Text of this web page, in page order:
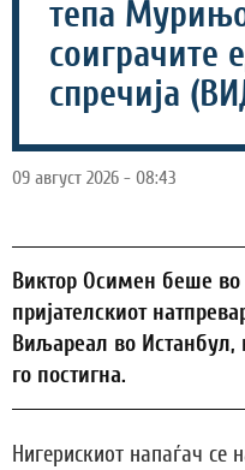
тепа
соиграчите
спречија
09 август 2026 - 08:43
Виктор Осимен беше во
пријателскиот
Виљареал во Истанбул,
го постигна.
Нигерискиот напаѓач се